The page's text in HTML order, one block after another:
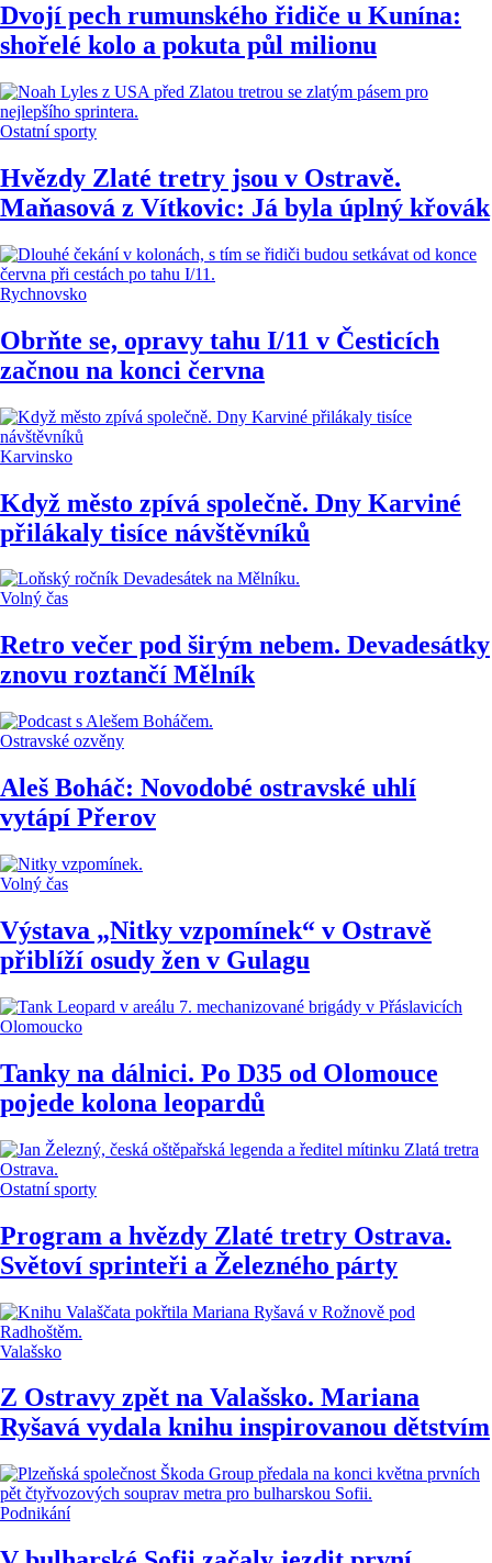
Dvojí pech rumunského řidiče u Kunína:
shořelé kolo a pokuta půl milionu
Ostatní sporty
Hvězdy Zlaté tretry jsou v Ostravě.
Maňasová z Vítkovic: Já byla úplný křovák
Rychnovsko
Obrňte se, opravy tahu I/11 v Česticích
začnou na konci června
Karvinsko
Když město zpívá společně. Dny Karviné
přilákaly tisíce návštěvníků
Volný čas
Retro večer pod širým nebem. Devadesátky
znovu roztančí Mělník
Ostravské ozvěny
Aleš Boháč: Novodobé ostravské uhlí
vytápí Přerov
Volný čas
Výstava „Nitky vzpomínek“ v Ostravě
přiblíží osudy žen v Gulagu
Olomoucko
Tanky na dálnici. Po D35 od Olomouce
pojede kolona leopardů
Ostatní sporty
Program a hvězdy Zlaté tretry Ostrava.
Světoví sprinteři a Železného párty
Valašsko
Z Ostravy zpět na Valašsko. Mariana
Ryšavá vydala knihu inspirovanou dětstvím
Podnikání